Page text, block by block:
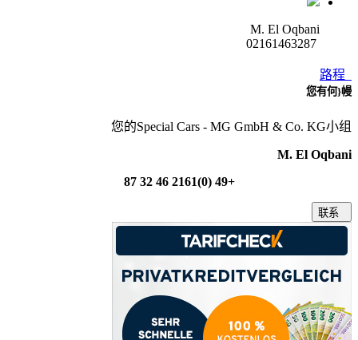
M. El Oqbani
您有何}幔
您的Special Cars - MG GmbH & Co. KG小组
M. El Oqbani
+49 (0)2161 46 32 87